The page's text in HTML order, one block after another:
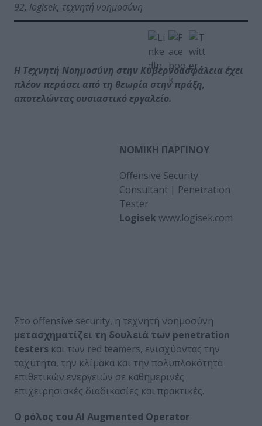
92, logisek, τεχνητή νοημοσύνη
Η Τεχνητή Νοημοσύνη στην Κυβερνοασφάλεια έχει
πλέον περάσει από τη θεωρία στην πράξη,
αποτελώντας ουσιαστικό εργαλείο.
ΝΟΜΙΚΗ ΠΑΡΓΙΝΟΥ
Offensive Security
Consultant | Penetration
Tester
Logisek www.logisek.com
Στο offensive security, η τεχνητή νοημοσύνη
μετασχηματίζει τη δουλειά των penetration
testers και των red teamers, ενισχύοντας την
ταχύτητα, την κλίμακα και την πολυπλοκότητα
επιθετικών ενεργειών σε καθημερινές
επιχειρησιακές διαδικασίες και πρακτικές.
Ο ρόλος του AI Augmented Operator